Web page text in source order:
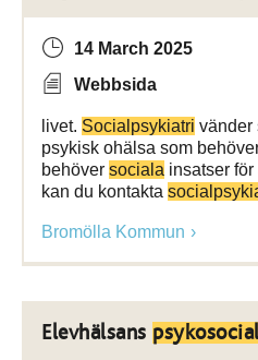
14 March 2025
Webbsida
livet. Socialpsykiatri vänder
psykisk ohälsa som
behöver sociala insatser
kan du kontakta
Bromölla Kommun
Elevhälsans